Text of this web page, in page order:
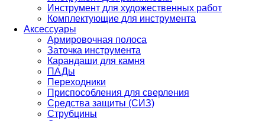
Инструмент для художественных работ
Комплектующие для инструмента
Аксессуары
Армировочная полоса
Заточка инструмента
Карандаши для камня
ПАДы
Переходники
Приспособления для сверления
Средства защиты (СИЗ)
Струбцины